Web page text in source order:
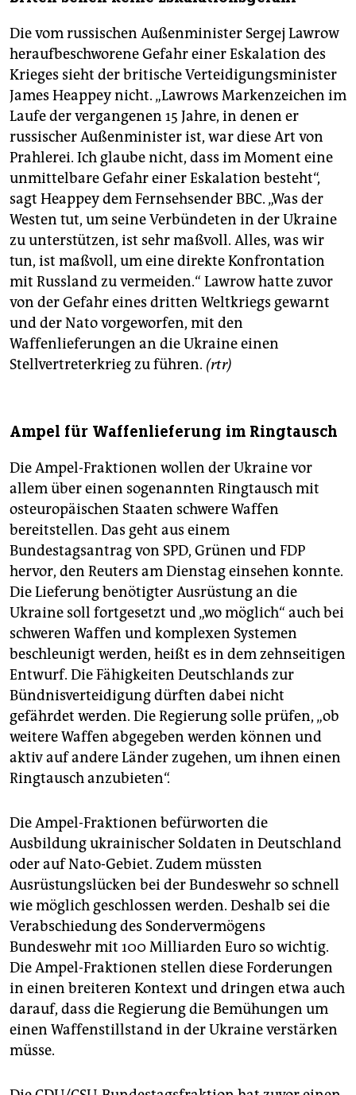
Die vom russischen Außenminister Sergej Lawrow
heraufbeschworene Gefahr einer Eskalation des
Krieges sieht der britische Verteidigungsminister
James Heappey nicht. „Lawrows Markenzeichen im
Laufe der vergangenen 15 Jahre, in denen er
russischer Außenminister ist, war diese Art von
Prahlerei. Ich glaube nicht, dass im Moment eine
unmittelbare Gefahr einer Eskalation besteht“,
sagt Heappey dem Fernsehsender BBC. „Was der
Westen tut, um seine Verbündeten in der Ukraine
zu unterstützen, ist sehr maßvoll. Alles, was wir
tun, ist maßvoll, um eine direkte Konfrontation
mit Russland zu vermeiden.“ Lawrow hatte zuvor
von der Gefahr eines dritten Weltkriegs gewarnt
und der Nato vorgeworfen, mit den
Waffenlieferungen an die Ukraine einen
Stellvertreterkrieg zu führen. (rtr)
Ampel für Waffenlieferung im Ringtausch
Die Ampel-Fraktionen wollen der Ukraine vor
allem über einen sogenannten Ringtausch mit
osteuropäischen Staaten schwere Waffen
bereitstellen. Das geht aus einem
Bundestagsantrag von SPD, Grünen und FDP
hervor, den Reuters am Dienstag einsehen konnte.
Die Lieferung benötigter Ausrüstung an die
Ukraine soll fortgesetzt und „wo möglich“ auch bei
schweren Waffen und komplexen Systemen
beschleunigt werden, heißt es in dem zehnseitigen
Entwurf. Die Fähigkeiten Deutschlands zur
Bündnisverteidigung dürften dabei nicht
gefährdet werden. Die Regierung solle prüfen, „ob
weitere Waffen abgegeben werden können und
aktiv auf andere Länder zugehen, um ihnen einen
Ringtausch anzubieten“.
Die Ampel-Fraktionen befürworten die
Ausbildung ukrainischer Soldaten in Deutschland
oder auf Nato-Gebiet. Zudem müssten
Ausrüstungslücken bei der Bundeswehr so schnell
wie möglich geschlossen werden. Deshalb sei die
Verabschiedung des Sondervermögens
Bundeswehr mit 100 Milliarden Euro so wichtig.
Die Ampel-Fraktionen stellen diese Forderungen
in einen breiteren Kontext und dringen etwa auch
darauf, dass die Regierung die Bemühungen um
einen Waffenstillstand in der Ukraine verstärken
müsse.